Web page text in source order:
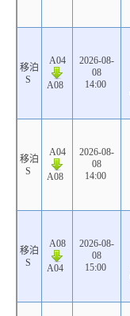
移泊
S
A04
A08
2026-08-
08
14:00
移泊
S
A04
A08
2026-08-
08
14:00
移泊
S
A08
A04
2026-08-
08
15:00